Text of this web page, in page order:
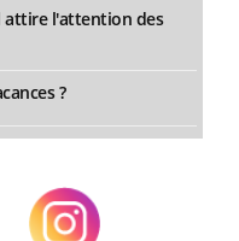
attire l'attention des
?